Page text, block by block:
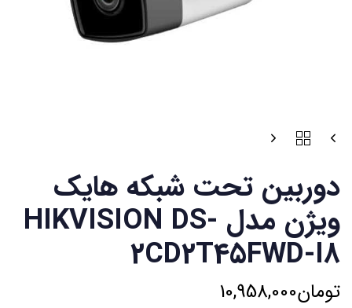
دوربین تحت شبکه هایک
ویژن مدل HIKVISION DS-
2CD2T45FWD-I8
تومان10,958,000